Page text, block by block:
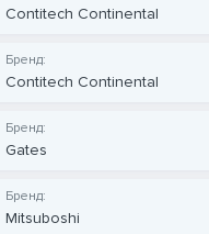
Contitech Continental
Бренд:
Contitech Continental
Бренд:
Gates
Бренд:
Mitsuboshi